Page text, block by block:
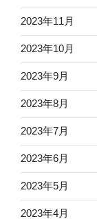
2023年11月
2023年10月
2023年9月
2023年8月
2023年7月
2023年6月
2023年5月
2023年4月